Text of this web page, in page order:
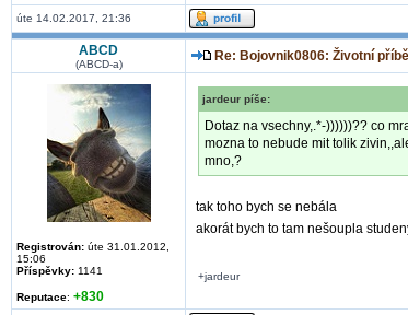
úte 14.02.2017, 21:36
ABCD
(ABCD-a)
Re: Bojovnik0806: Životní
Registrován: úte 31.01.2012,
15:06
Příspěvky: 1141
Reputace: +830
jardeur píše:
Dotaz na vsechny,.*-))))))?? co
mozna to nebude mit tolik
mno,?
tak toho bych se nebála
akorát bych to tam nešoupla
+jardeur